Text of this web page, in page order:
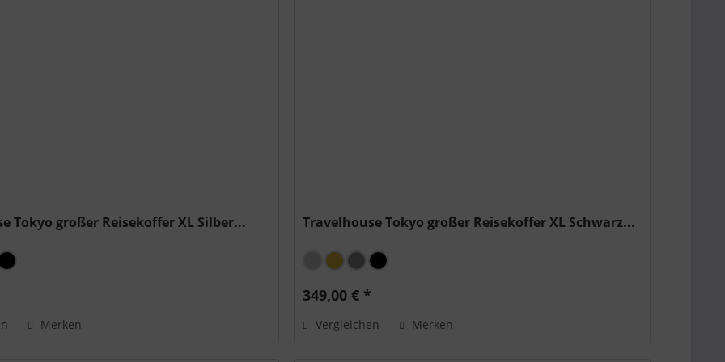
Tokyo großer Reisekoffer XL Silber...
Merken
Travelhouse Tokyo großer Reisekoffer XL Schwarz...
349,00 € *
Vergleichen Merken